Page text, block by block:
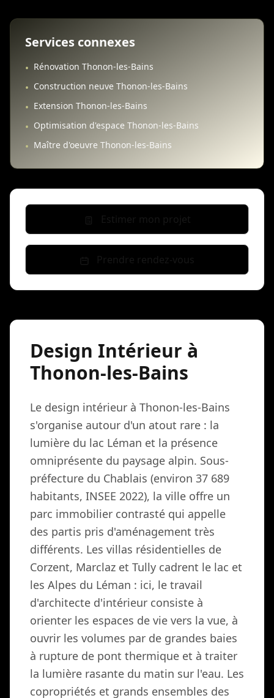
Services connexes
• Rénovation Thonon-les-Bains
• Construction neuve Thonon-les-Bains
• Extension Thonon-les-Bains
• Optimisation d'espace Thonon-les-Bains
• Maître d'oeuvre Thonon-les-Bains
Design Intérieur à
Thonon-les-Bains
Le design intérieur à Thonon-les-Bains
s'organise autour d'un atout rare : la
lumière du lac Léman et la présence
omniprésente du paysage alpin. Sous-
préfecture du Chablais (environ 37 689
habitants, INSEE 2022), la ville offre un
parc immobilier contrasté qui appelle
des partis pris d'aménagement très
différents. Les villas résidentielles de
Corzent, Marclaz et Tully cadrent le lac et
les Alpes du Léman : ici, le travail
d'architecte d'intérieur consiste à
orienter les espaces de vie vers la vue, à
ouvrir les volumes par de grandes baies
à rupture de pont thermique et à traiter
la lumière rasante du matin sur l'eau. Les
copropriétés et grands ensembles des